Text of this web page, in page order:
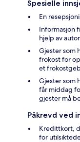
Spesielle
En
Informasjon
hjelp av
Gjester som
frokost for
et
Gjester som
får middag
gjester må
Påkrevd ved
Kredittkort,
for